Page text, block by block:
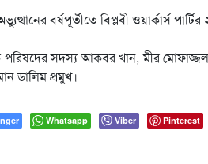
বর্ষপূর্তীতে বিপ্লবী ওয়ার্কার্স
পরিষদের সদস্য আকবর খান, মীর
ডালিম প্রমুখ।
Whatsapp Viber Pinterest